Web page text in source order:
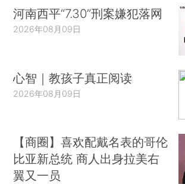
河南西平“7.30”刑案嫌犯落网
2026年08月09日
心智｜教孩子真正阅读
2026年08月09日
【商圈】喜欢配戴名表的哥伦
比亚新总统 商人出身拉美右
翼又一员